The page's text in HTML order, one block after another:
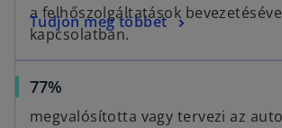
e
w
i
n
e
e
s
n
a felhőszolgáltatások
kapcsolatban.
Tudjon meg többet
o
p
e
n
77%
megvalósította vagy tervezi az